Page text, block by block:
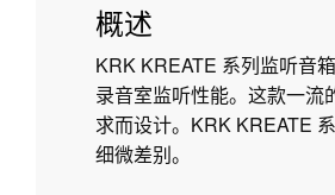
概述
KRK KREATE 系列监听音
录音室监听性能。这款一流
求而设计。KRK KREATE
细微差别。